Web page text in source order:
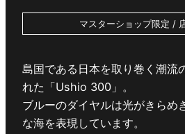
マスターショップ限定 /
島国である日本を取り巻く潮流
れた「Ushio 300」。
ブルーのダイヤルは光がきらめ
な海を表現しています。